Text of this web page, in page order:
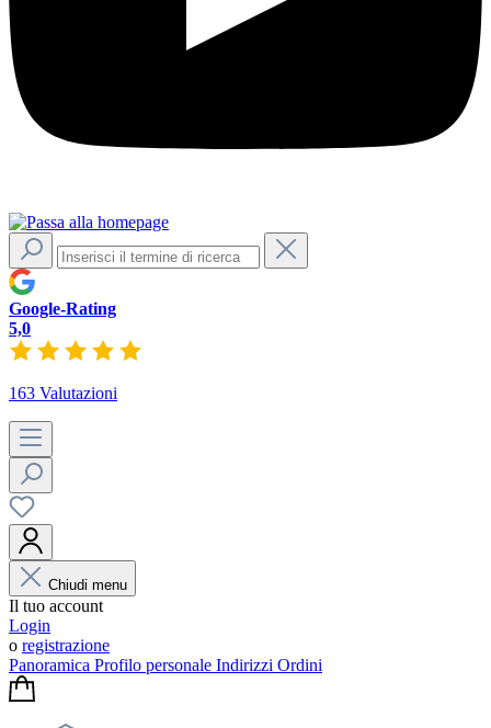
Google-Rating
5,0
163 Valutazioni
Chiudi menu
Il tuo account
Login
o registrazione
Panoramica Profilo personale Indirizzi Ordini